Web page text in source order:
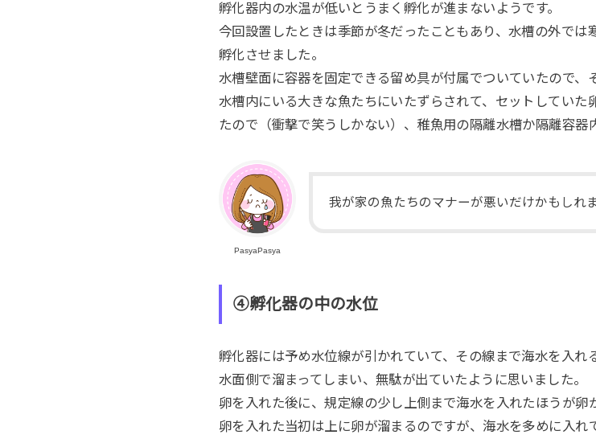
孵化器内の水温が低いとうまく孵化が進まないようです。
今回設置したときは季節が冬だったこともあり、水槽の外では
孵化させました。
水槽壁面に容器を固定できる留め具が付属でついていたので、
水槽内にいる大きな魚たちにいたずらされて、セットしていた
たので（衝撃で笑うしかない）、稚魚用の隔離水槽か隔離容器
PasyaPasya
我が家の魚たちのマナーが悪いだけかもしれ
④孵化器の中の水位
孵化器には予め水位線が引かれていて、その線まで海水を入
水面側で溜まってしまい、無駄が出ていたように思いました。
卵を入れた後に、規定線の少し上側まで海水を入れたほうが卵
卵を入れた当初は上に卵が溜まるのですが、海水を多めに入れ